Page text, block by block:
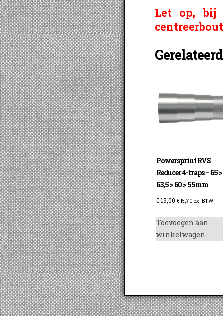
Let op, bij
Powersprint RVS
Reducer 4-traps – 65 >
63,5 > 60 > 55mm
€19,00 € 15,70 ex. BTW
Toevoegen aan
winkelwagen